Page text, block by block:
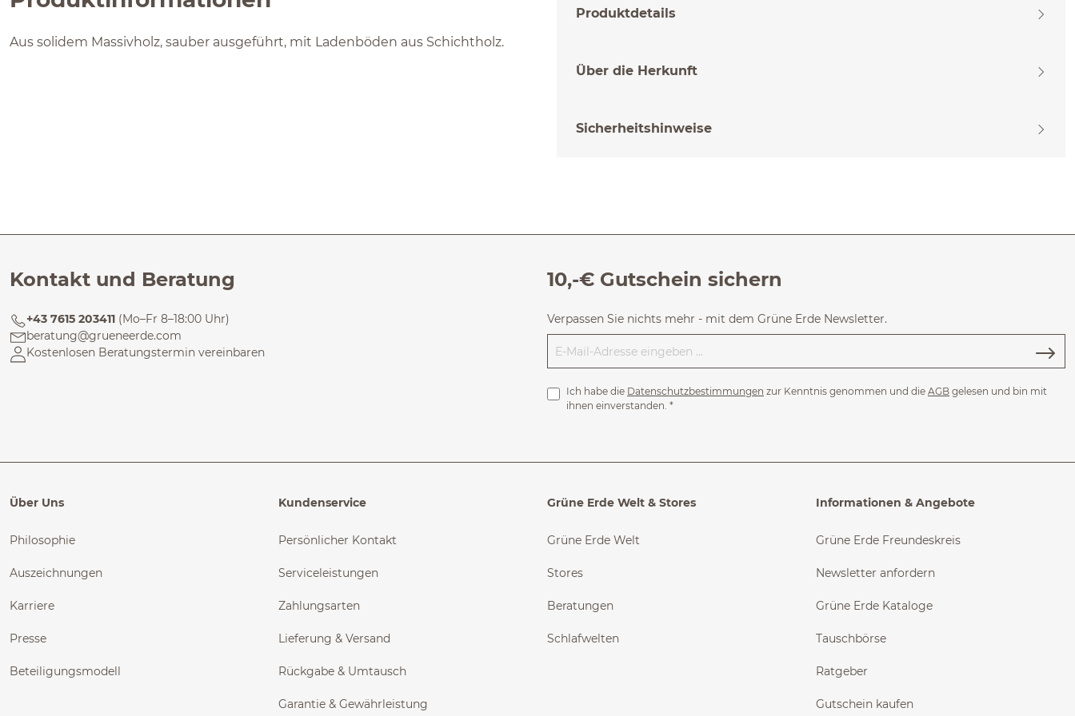
Aus solidem Massivholz, sauber ausgeführt, mit Ladenböden aus Schichtholz.
Produktdetails
Über die Herkunft
Sicherheitshinweise
Kontakt und Beratung
+43 7615 203411 (Mo–Fr 8–18:00 Uhr)
beratung@grueneerde.com
Kostenlosen Beratungstermin vereinbaren
10,-€ Gutschein sichern
Verpassen Sie nichts mehr - mit dem Grüne Erde Newsletter.
Ich habe die Datenschutzbestimmungen zur Kenntnis genommen und die AGB gelesen und bin mit
ihnen einverstanden. *
Über Uns
Philosophie
Auszeichnungen
Karriere
Presse
Beteiligungsmodell
Kundenservice
Persönlicher Kontakt
Serviceleistungen
Zahlungsarten
Lieferung & Versand
Rückgabe & Umtausch
Garantie & Gewährleistung
Grüne Erde Welt & Stores
Grüne Erde Welt
Stores
Beratungen
Schlafwelten
Informationen & Angebote
Grüne Erde Freundeskreis
Newsletter anfordern
Grüne Erde Kataloge
Tauschbörse
Ratgeber
Gutschein kaufen